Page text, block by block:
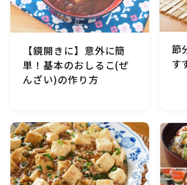
【鏡開きに】意外に簡
単！基本のおしるこ(ぜ
んざい)の作り方
節
す